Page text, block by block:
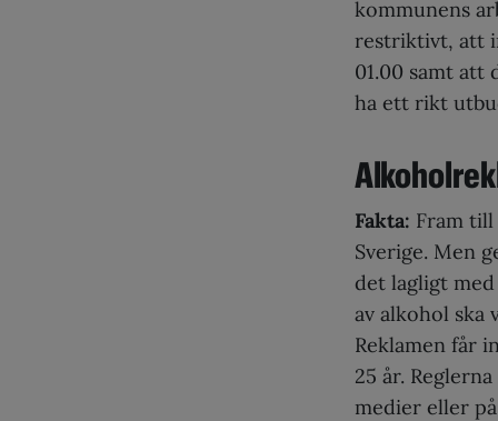
kommunens
restriktivt, att
01.00 samt att
ha ett rikt
Fakta: Fram
Sverige. Men
det lagligt
av alkohol ska
Reklamen får
25 år.
medier eller